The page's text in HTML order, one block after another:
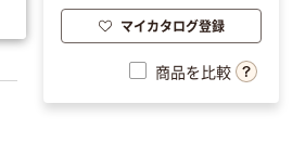
マイカタログ登録
商品を比較